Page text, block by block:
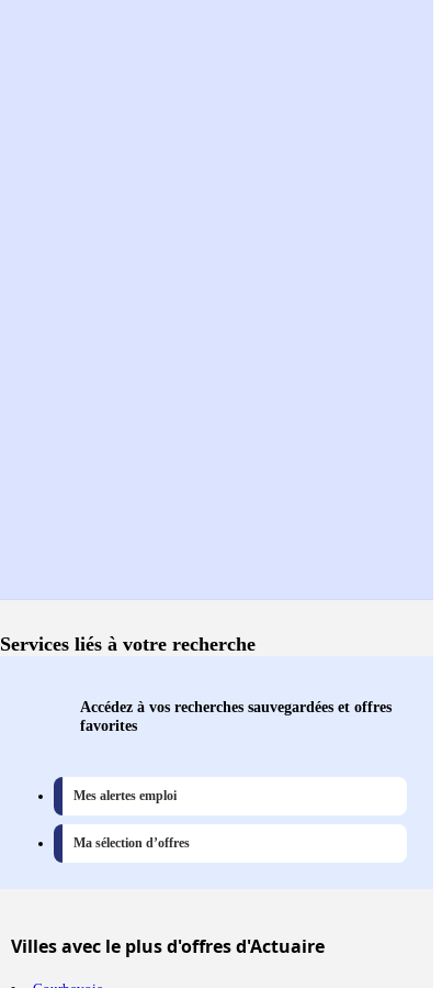
Services liés à votre recherche
Accédez à vos recherches sauvegardées et offres
favorites
Mes alertes emploi
Ma sélection d’offres
Villesavec le plus d'offres d'Actuaire